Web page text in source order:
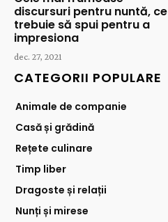
discursuri pentru nuntă, ce
trebuie să spui pentru a
impresiona
dec. 27, 2021
CATEGORII POPULARE
Animale de companie
Casă și grădină
Rețete culinare
Timp liber
Dragoste și relații
Nunți și mirese